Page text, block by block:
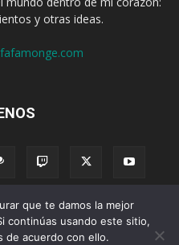
y otras ideas.
Contenido
Publicidad
Términos y Condiciones
que te damos la mejor
continúas usando este sitio,
de acuerdo con ello.